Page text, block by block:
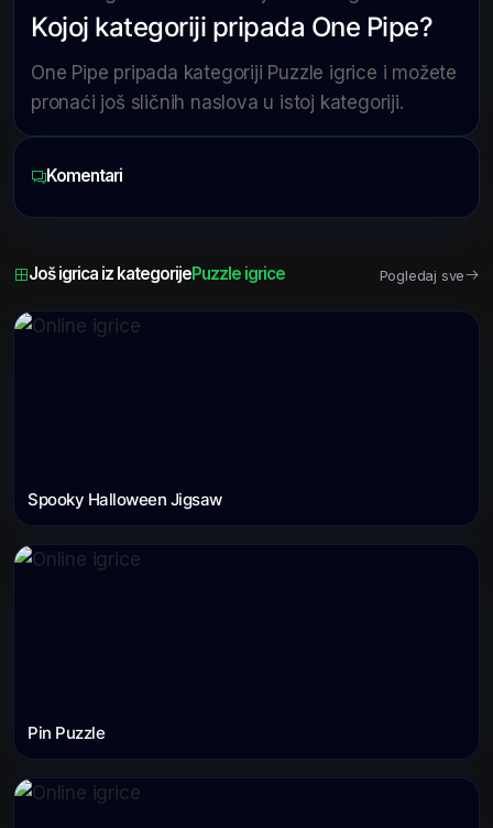
Kojoj kategoriji pripada One Pipe?
One Pipe pripada kategoriji Puzzle igrice i možete
pronaći još sličnih naslova u istoj kategoriji.
Komentari
Još igrica iz kategorijePuzzle igrice Pogledaj sve
Spooky Halloween Jigsaw
Pin Puzzle